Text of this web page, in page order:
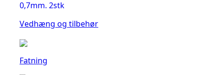
Vedhæng og tilbehør
Fatning